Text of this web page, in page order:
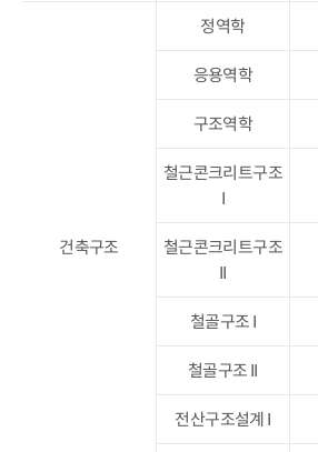
건축구조
정역학
응용역학
구조역학
철근콘크리트구조
I
철근콘크리트구조
II
철골구조 I
철골구조 II
전산구조설계 I